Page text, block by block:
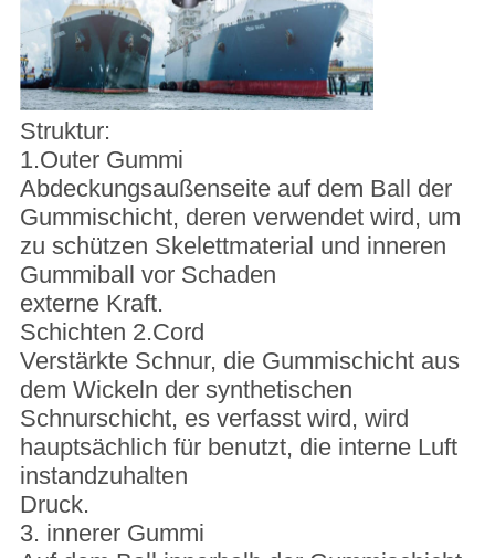
Struktur:
1.Outer Gummi
Abdeckungsaußenseite auf dem Ball der
Gummischicht, deren verwendet wird, um
zu schützen Skelettmaterial und inneren
Gummiball vor Schaden
externe Kraft.
Schichten 2.Cord
Verstärkte Schnur, die Gummischicht aus
dem Wickeln der synthetischen
Schnurschicht, es verfasst wird, wird
hauptsächlich für benutzt, die interne Luft
instandzuhalten
Druck.
3. innerer Gummi